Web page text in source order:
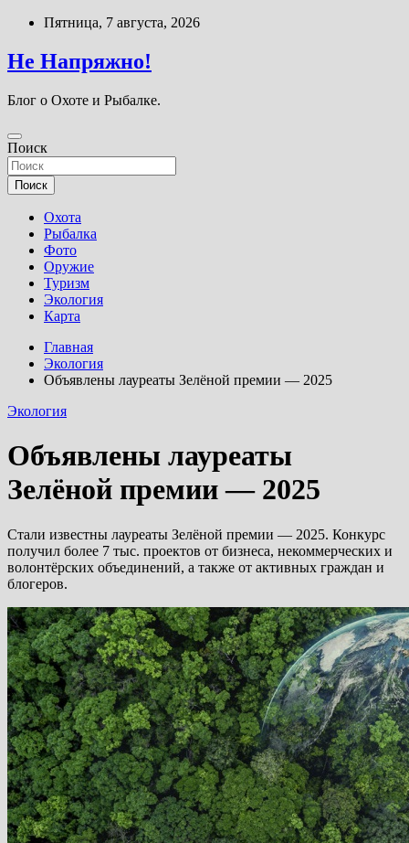
Перейти
содержимому
Пятница, 7 августа, 2026
Не Напряжно!
Блог о Охоте и Рыбалке.
Поиск
Поиск
Охота
Рыбалка
Фото
Оружие
Туризм
Экология
Карта
Главная
Экология
Объявлены лауреаты Зелёной премии — 2025
Экология
Объявлены лауреаты
Зелёной премии — 2025
Стали известны лауреаты Зелёной премии — 2025. Конкурс
получил более 7 тыс. проектов от бизнеса, некоммерческих и
волонтёрских объединений, а также от активных граждан и
блогеров.